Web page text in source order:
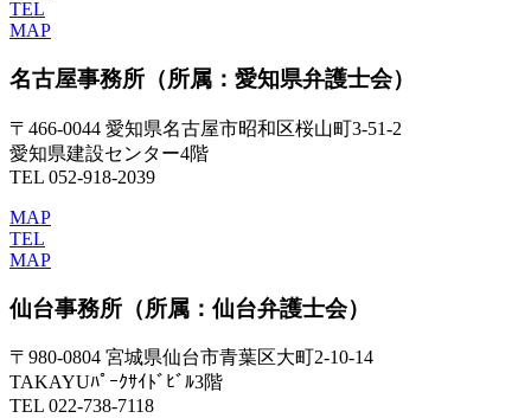
TEL
MAP
名古屋事務所 （所属：愛知県弁護士会）
〒466-0044 愛知県名古屋市昭和区桜山町3-51-2
愛知県建設センター4階
TEL 052-918-2039
MAP
TEL
MAP
仙台事務所 （所属：仙台弁護士会）
〒980-0804 宮城県仙台市青葉区大町2-10-14
TAKAYUﾊﾟｰｸｻｲﾄﾞﾋﾞﾙ3階
TEL 022-738-7118